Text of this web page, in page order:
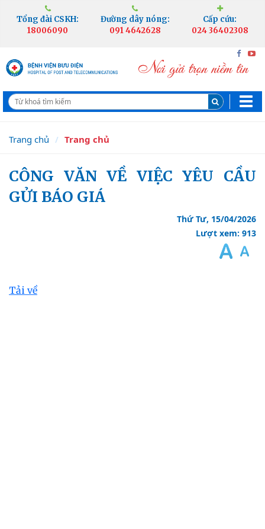
Tổng đài CSKH:
18006090
Đường dây nóng:
091 4642628
Cấp cứu:
024 36402308
Trang chủ Trang chủ
CÔNG VĂN VỀ VIỆC YÊU CẦU
GỬI BÁO GIÁ
Thứ Tư, 15/04/2026
Lượt xem: 913
Tải về